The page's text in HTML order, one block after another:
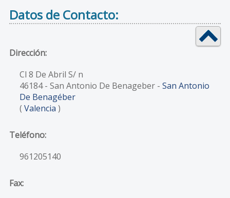
Datos de Contacto:
Dirección:
Cl 8 De Abril S/ n
46184- San Antonio De Benageber - San Antonio
De Benagéber
( Valencia )
Teléfono:
961205140
Fax: